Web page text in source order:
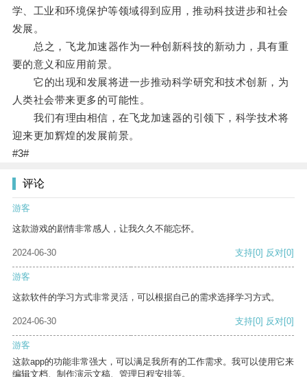
学、工业和环境保护等领域得到应用，推动科技进步和社会
发展。
总之，飞龙加速器作为一种创新科技的新动力，具有重
要的意义和应用前景。
它的出现和发展将进一步推动科学研究和技术创新，为
人类社会带来更多的可能性。
我们有理由相信，在飞龙加速器的引领下，科学技术将
迎来更加辉煌的发展前景。
#3#
评论
游客
这款游戏的剧情非常感人，让我久久不能忘怀。
2024-06-30 支持[0] 反对[0]
游客
这款软件的学习方式非常灵活，可以根据自己的需求选择学习方式。
2024-06-30 支持[0] 反对[0]
游客
这款app的功能非常强大，可以满足我所有的工作需求。我可以使用它来
编辑文档、制作演示文稿、管理日程安排等。